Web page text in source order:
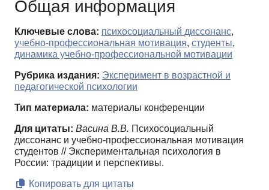
Общая информация
Ключевые слова: психосоциальный диссонанс,
учебно-профессиональная мотивация, студенты,
динамика учебно-профессиональной мотивации
Рубрика издания: Эксперимент в возрастной и
педагогической психологии
Тип материала: материалы конференции
Для цитаты: Васина В.В. Психосоциальный
диссонанс и учебно-профессиональная мотивация
студентов // Экспериментальная психология в
России: традиции и перспективы.
Копировать для цитаты